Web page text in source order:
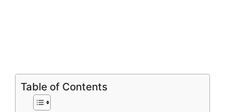
Table of Contents